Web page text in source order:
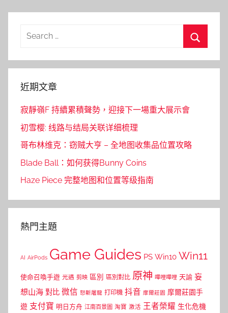
Search
近期文章
寂靜嶺F 持續累積聲勢，迎接下一場重大展示會
初雪樱: 线路与结局关联详细梳理
哥布林维克：窃贼大亨 – 全地图收集品位置攻略
Blade Ball：如何获得Bunny Coins
Haze Piece 完整地图和位置等级指南
熱門主題
AI AirPods Game Guides PS Win10 Win11
使命召喚手遊 光遇 剪映 區別 區別對比 原神 嗶哩嗶哩 天諭 妄
想山海 對比 微信 怒斬屠龍 打印機 抖音 摩爾莊園 摩爾莊園手
遊 支付寶 明日方舟 江南百景圖 淘寶 激活 王者榮耀 生化危機